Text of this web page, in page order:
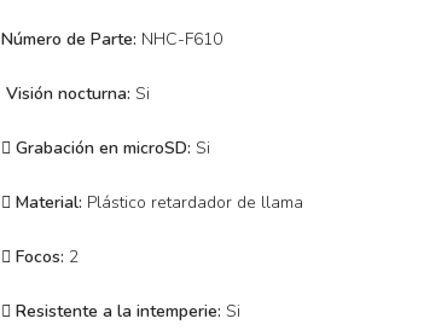
Número de Parte: NHC-F610
Visión nocturna: Si
Grabación en microSD: Si
Material: Plástico retardador de llama
Focos: 2
Resistente a la intemperie: Si